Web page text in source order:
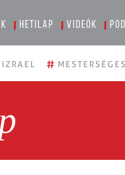
Hetilap Videók
IZRAEL #